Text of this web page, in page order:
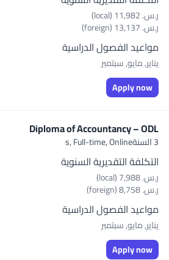
ر.س.‏ 11,982 (local)
ر.س.‏ 13,137 (foreign)
مواعيد الفصول الدراسية
يناير, مايو, سبتمبر
Apply now
Diploma of Accountancy – ODL
3 السنةs, Full-time, Online
التكلفة التقديرية السنوية
ر.س.‏ 7,988 (local)
ر.س.‏ 8,758 (foreign)
مواعيد الفصول الدراسية
يناير, مايو, سبتمبر
Apply now